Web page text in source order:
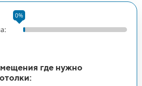
0%
где нужно